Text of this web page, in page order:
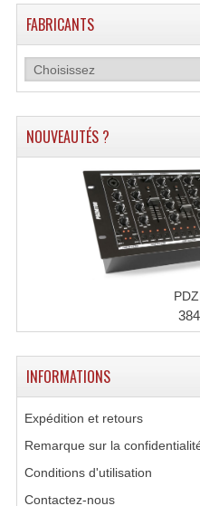
Pieds
Compresseurs ,
FABRICANTS
NOUVEAUTÉS ?
INFORMATIONS
Expédition et retours
Remarque sur la
Conditions d'utilisation
Contactez-nous